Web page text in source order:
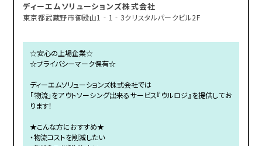
ディーエムソリューションズ株式会社
東京都武蔵野市御殿山1‐1‐3クリスタルパークビル2F
☆安心の上場企業☆
☆プライバシーマーク保有☆
ディーエムソリューションズ株式会社では
「物流」をアウトソーシング出来るサービス『ウルロジ』を提供してお
ります！
★こんな方におすすめ★
・物流コストを削減したい